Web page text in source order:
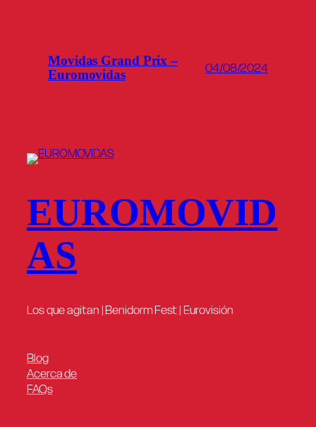
Movidas Grand Prix –
Euromovidas
04/08/2024
EUROMOVID
AS
Los que agitan | Benidorm Fest | Eurovisión
Blog
Acerca de
FAQs